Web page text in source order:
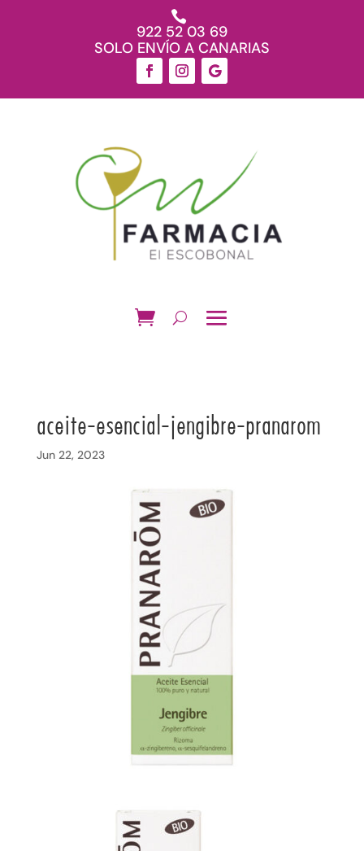

922 52 03 69
SOLO ENVÍO A CANARIAS
aceite-esencial-jengibre-pranarom
Jun 22, 2023